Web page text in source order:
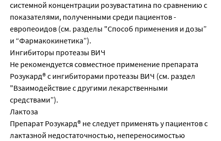
системной концентрации розувастатина по сравнению с
показателями, полученными среди пациентов -
европеоидов (см. разделы "Способ применения и дозы”
и “Фармакокинетика”).
Ингибиторы протеазы ВИЧ
Не рекомендуется совместное применение препарата
Розукард® с ингибиторами протеазы ВИЧ (см. раздел
"Взаимодействие с другими лекарственными
средствами”).
Лактоза
Препарат Розукард® не следует применять у пациентов с
лактазной недостаточностью, непереносимостью